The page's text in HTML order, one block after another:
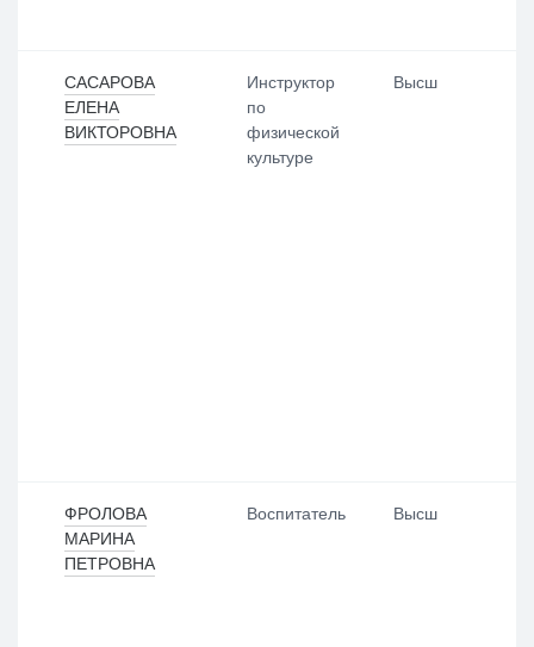
САСАРОВА
ЕЛЕНА
ВИКТОРОВНА
Инструктор
по
физической
культуре
Высш
ФРОЛОВА
МАРИНА
ПЕТРОВНА
Воспитатель Высш